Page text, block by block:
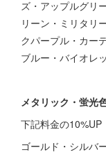
ズ・アップルグリ
リーン・ミリタリ
クパープル・カー
ブルー・バイオレ
メタリック・蛍光
下記料金の10%UP
ゴールド・シルバ